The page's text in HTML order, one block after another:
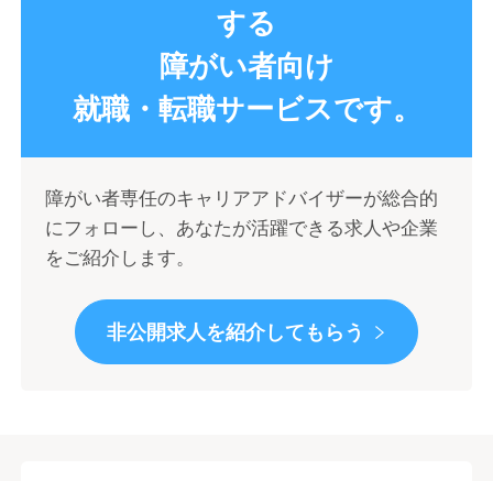
する
障がい者向け
就職・転職サービスです。
障がい者専任のキャリアアドバイザーが総合的
にフォローし、あなたが活躍できる求人や企業
をご紹介します。
非公開求人を紹介してもらう